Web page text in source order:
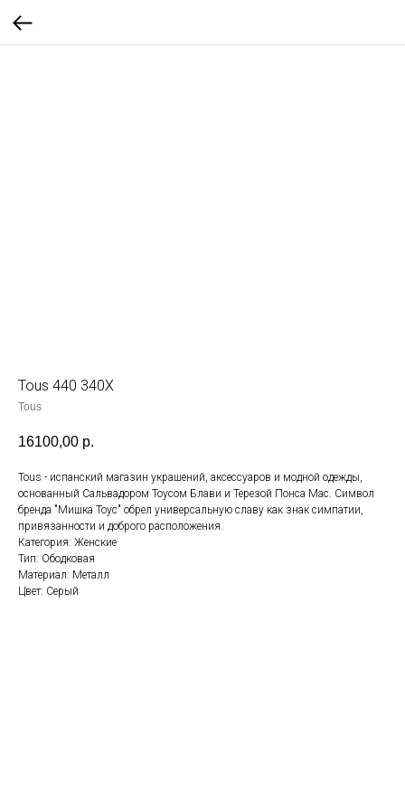
Tous 440 340X
Tous
16100,00 р.
Tous - испанский магазин украшений, аксессуаров и модной одежды,
основанный Сальвадором Тоусом Блави и Терезой Понса Мас. Символ
бренда "Мишка Тоус" обрел универсальную славу как знак симпатии,
привязанности и доброго расположения.
Категория: Женские
Тип: Ободковая
Материал: Металл
Цвет: Серый